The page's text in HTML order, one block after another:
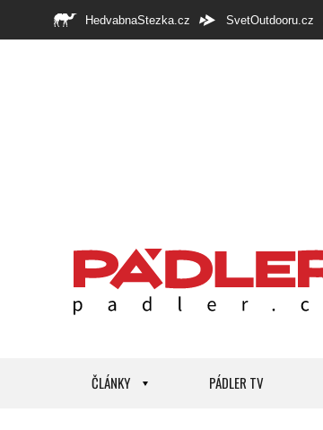
HedvabnaStezka.cz SvetOutdooru.cz
ČLÁNKY PÁDLER TV